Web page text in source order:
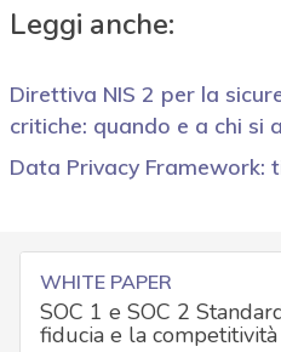
Leggi anche:
Direttiva NIS 2 per la
critiche: quando e a chi si
Data Privacy Framework:
WHITE PAPER
SOC 1 e SOC 2
fiducia e la